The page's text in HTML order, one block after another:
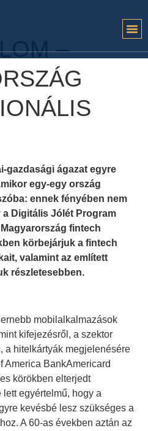
–
gazdasági ágazat egyre
egy-egy ország
ennek fényében nem
Digitális Jólét Program
fintech
körbejárjuk a fintech
valamint az említett
részletesebben.
mobilalkalmazások
kifejezésről, a szektor
a hitelkártyák megjelenésére
America BankAmericard
körökben elterjedt
egyértelmű, hogy a
kevésbé lesz szükséges a
A 60-as években aztán az